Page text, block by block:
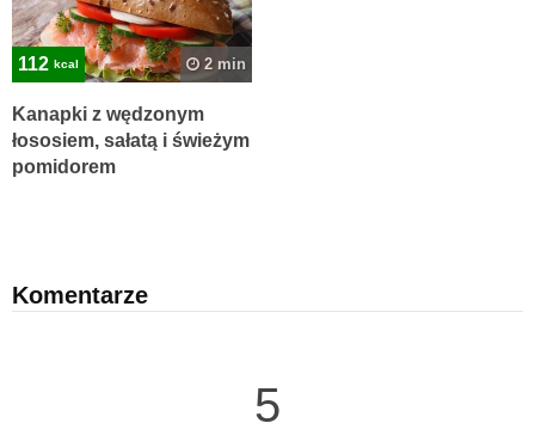
112 kcal 2 min
Kanapki z wędzonym
łososiem, sałatą i świeżym
pomidorem
Komentarze
5